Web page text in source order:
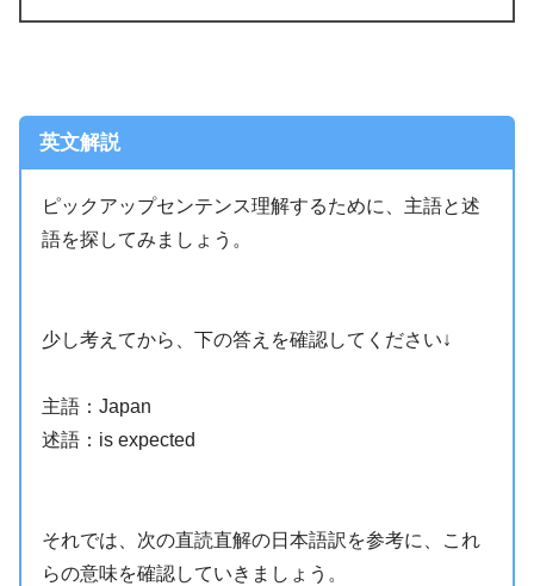
英文解説
ピックアップセンテンス理解するために、主語と述
語を探してみましょう。
少し考えてから、下の答えを確認してください↓
主語：Japan
述語：is expected
それでは、次の直読直解の日本語訳を参考に、これ
らの意味を確認していきましょう。